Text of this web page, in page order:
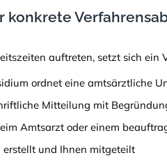
konkrete
auftreten, setzt sich
ordnet eine amtsärztliche
Mitteilung mit
Amtsarzt oder einem
und Ihnen mitgeteilt